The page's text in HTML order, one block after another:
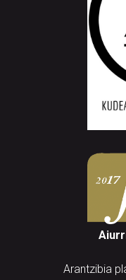
Arantzibia